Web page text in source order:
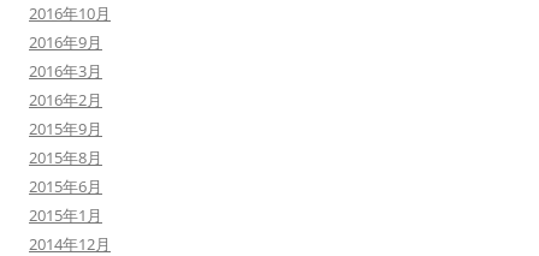
2016年10月
2016年9月
2016年3月
2016年2月
2015年9月
2015年8月
2015年6月
2015年1月
2014年12月